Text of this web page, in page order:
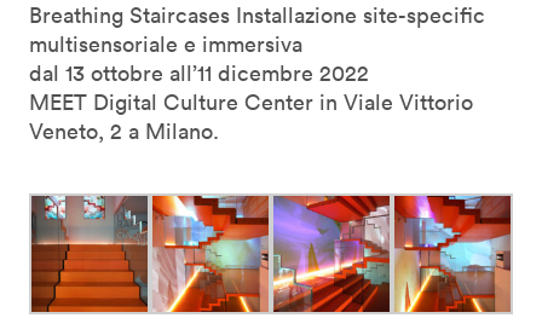
Breathing Staircases Installazione site-specific
multisensoriale e immersiva
dal 13 ottobre all’11 dicembre 2022
MEET Digital Culture Center in Viale Vittorio
Veneto, 2 a Milano.